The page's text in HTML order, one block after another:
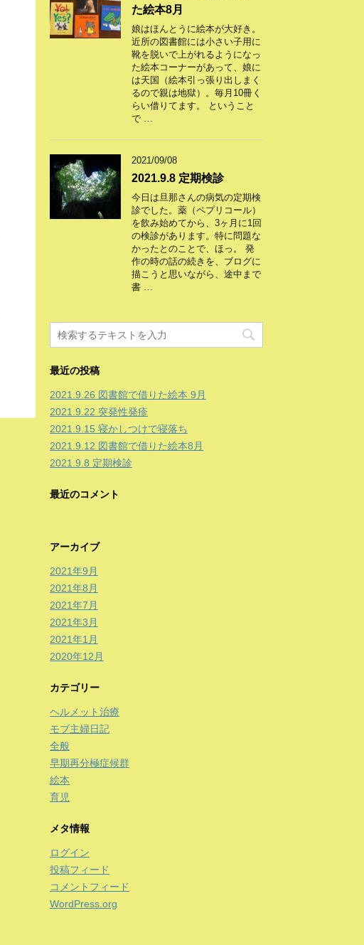
た絵本8月
娘はほんとうに絵本が大好き。
近所の図書館には小さい子用に
靴を脱いで上がれるようになっ
た絵本コーナーがあって、娘に
は天国（絵本引っ張り出しまく
るので親は地獄）。毎月10冊く
らい借りてます。 ということ
で …
2021/09/08
2021.9.8 定期検診
今日は旦那さんの病気の定期検
診でした。薬（ペプリコール）
を飲み始めてから、3ヶ月に1回
の検診があります。特に問題な
かったとのことで、ほっ。 発
作の時の話の続きを、ブログに
描こうと思いながら、途中まで
書 …
最近の投稿
2021.9.26 図書館で借りた絵本 9月
2021.9.22 突発性発疹
2021.9.15 寝かしつけで寝落ち
2021.9.12 図書館で借りた絵本8月
2021.9.8 定期検診
最近のコメント
アーカイブ
2021年9月
2021年8月
2021年7月
2021年3月
2021年1月
2020年12月
カテゴリー
ヘルメット治療
モブ主婦日記
全般
早期再分極症候群
絵本
育児
メタ情報
ログイン
投稿フィード
コメントフィード
WordPress.org